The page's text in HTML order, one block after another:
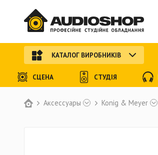
Аксессуары Konig & Meyer
КАТАЛОГ ВИРОБНИКІВ
СЦЕНА СТУДІЯ